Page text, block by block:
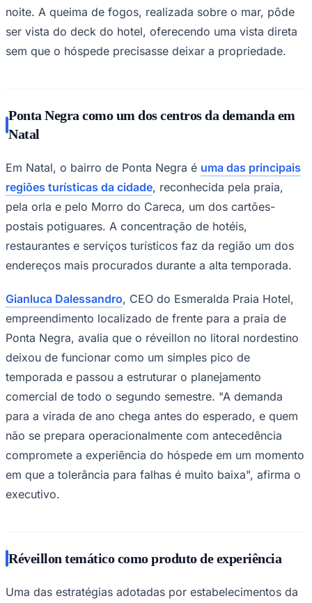
noite. A queima de fogos, realizada sobre o mar, pôde
ser vista do deck do hotel, oferecendo uma vista direta
sem que o hóspede precisasse deixar a propriedade.
Ponta Negra como um dos centros da demanda em
Natal
Em Natal, o bairro de Ponta Negra é uma das principais
regiões turísticas da cidade, reconhecida pela praia,
pela orla e pelo Morro do Careca, um dos cartões-
postais potiguares. A concentração de hotéis,
restaurantes e serviços turísticos faz da região um dos
endereços mais procurados durante a alta temporada.
Gianluca Dalessandro, CEO do Esmeralda Praia Hotel,
empreendimento localizado de frente para a praia de
Ponta Negra, avalia que o réveillon no litoral nordestino
deixou de funcionar como um simples pico de
temporada e passou a estruturar o planejamento
comercial de todo o segundo semestre. "A demanda
para a virada de ano chega antes do esperado, e quem
não se prepara operacionalmente com antecedência
compromete a experiência do hóspede em um momento
em que a tolerância para falhas é muito baixa", afirma o
executivo.
Réveillon temático como produto de experiência
Uma das estratégias adotadas por estabelecimentos da